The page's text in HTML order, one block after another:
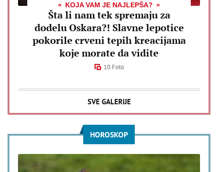
KOJA VAM JE NAJLEPŠA?
Šta li nam tek spremaju za
dodelu Oskara?! Slavne lepotice
pokorile crveni tepih kreacijama
koje morate da vidite
10 Foto
SVE GALERIJE
HOROSKOP